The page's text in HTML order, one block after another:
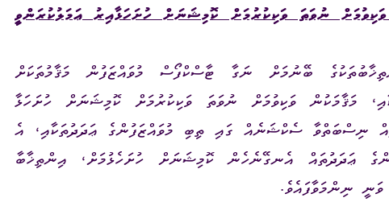
ނުވަތަ ވަކިކުރުމަށް ކޮމިޝަނަށް ހުށަހަޅާއިރު ޢަމަލުކުރަންވީ
ބޭނުމަށް ނަގާ ޓާސްކްފޯސް މުވައްޒަފުން މަޤާމުތަކަށް
މަޤާމަކުން ވަކިވުމަށް ނުވަތަ ވަކިކުރުމަށް ކޮމިޝަނަށް ހުށަހަޅާ
ނިސްބަތްވާ ސެކްޝަނެއް ގައި ތިބި މުވައްޒަފުންގެ ޢަދަދުތަކާއި، އެ
ޢަދަދުތައް އެނގޭނެހެން ކޮމިޝަނަށް ހުށަހެޅުމަށް، އިންތިޚާބާ